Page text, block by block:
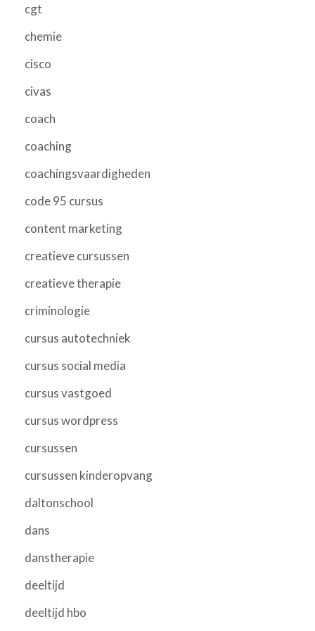
cgt
chemie
cisco
civas
coach
coaching
coachingsvaardigheden
code 95 cursus
content marketing
creatieve cursussen
creatieve therapie
criminologie
cursus autotechniek
cursus social media
cursus vastgoed
cursus wordpress
cursussen
cursussen kinderopvang
daltonschool
dans
danstherapie
deeltijd
deeltijd hbo